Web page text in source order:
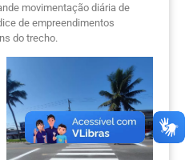
movimentação diária de
de empreendimentos
do trecho.